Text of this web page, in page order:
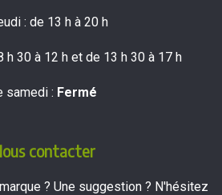
: de 13 h à 20 h
h 30 à 12 h et de 13 h 30 à 17 h
samedi : Fermé
contacter
? Une suggestion ? N'hésitez